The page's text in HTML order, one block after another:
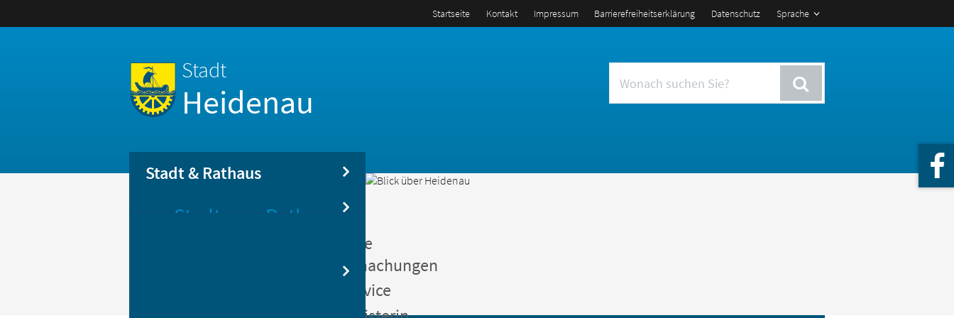
Sprache
Startseite Kontakt Impressum Barrierefreiheitserklärung Datenschutz
Stadt
Heidenau
Stadt & Rathaus
Stadt Rathaus
Öffentliche
Bekanntmachungen
Bürgerservice